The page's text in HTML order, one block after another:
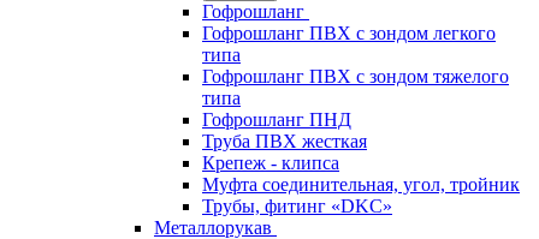
Гофрошланг
Гофрошланг ПВХ с зондом легкого
типа
Гофрошланг ПВХ с зондом тяжелого
типа
Гофрошланг ПНД
Труба ПВХ жесткая
Крепеж - клипса
Муфта соединительная, угол, тройник
Трубы, фитинг «DKC»
Металлорукав